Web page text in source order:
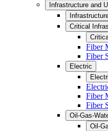
Infrastructure and
Critical
Fiber
Fiber
Electric
Fiber
Fiber
Oil-Gas-
Oil-